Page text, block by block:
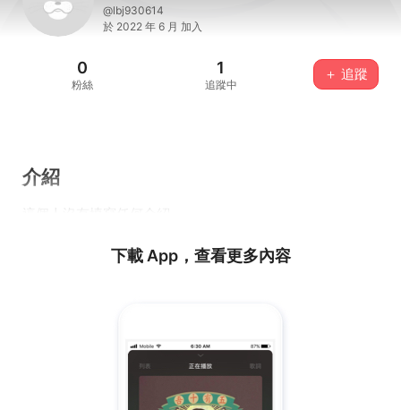
@lbj930614
於 2022 年 6 月 加入
0
粉絲
1
追蹤中
＋ 追蹤
介紹
下載 App，查看更多內容